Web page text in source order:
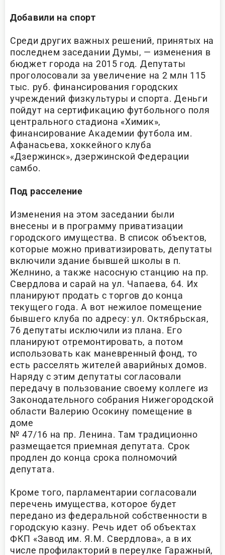
Добавили на спорт
Среди других важных решений, принятых на
последнем заседании Думы, — изменения в
бюджет города на 2015 год. Депутаты
проголосовали за увеличение на 2 млн 115
тыс. руб. финансирования городских
учреждений физкультуры и спорта. Деньги
пойдут на сертификацию футбольного поля
центрального стадиона «Химик»,
финансирование Академии футбола им.
Афанасьева, хоккейного клуба
«Дзержинск», дзержинской Федерации
самбо.
Под расселение
Изменения на этом заседании были
внесены и в программу приватизации
городского имущества. В список объектов,
которые можно приватизировать, депутаты
включили здание бывшей школы в п.
Желнино, а также насосную станцию на пр.
Свердлова и сарай на ул. Чапаева, 64. Их
планируют продать с торгов до конца
текущего года. А вот нежилое помещение
бывшего клуба по адресу: ул. Октябрьская,
76 депутаты исключили из плана. Его
планируют отремонтировать, а потом
использовать как маневренный фонд, то
есть расселять жителей аварийных домов.
Наряду с этим депутаты согласовали
передачу в пользование своему коллеге из
Законодательного собрания Нижегородской
области Валерию Осокину помещение в
доме
№ 47/16 на пр. Ленина. Там традиционно
размещается приемная депутата. Срок
продлен до конца срока полномочий
депутата.
Кроме того, парламентарии согласовали
перечень имущества, которое будет
передано из федеральной собственности в
городскую казну. Речь идет об объектах
ФКП «Завод им. Я.М. Свердлова», а в их
числе профилакторий в переулке Гаражный,